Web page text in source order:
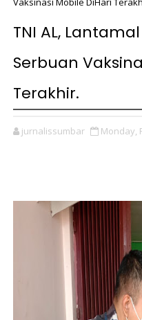
TNI AL,
Serbuan
Terakhir.
jurnalissumbar Monday,